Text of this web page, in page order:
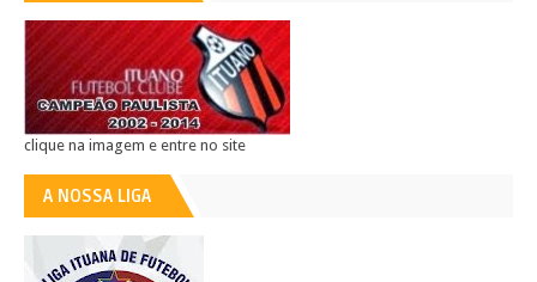
clique na imagem e entre no site
A NOSSA LIGA